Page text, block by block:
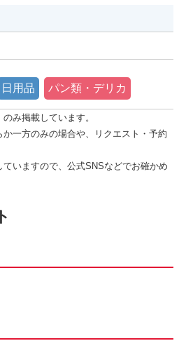
日用品 パン類・デリカ
み掲載しています。
一方のみの場合や、リクエスト・予約
いますので、公式SNSなどでお確かめ